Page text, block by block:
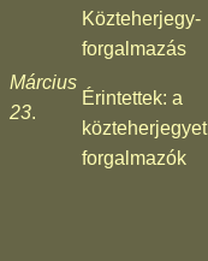
Március
23.
Közteherjegy-
forgalmazás
Érintettek: a
közteherjegyet
forgalmazók